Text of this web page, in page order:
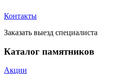
Контакты
Заказать выезд специалиста
Каталог памятников
Акции